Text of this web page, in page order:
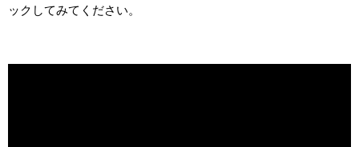
ックしてみてください。